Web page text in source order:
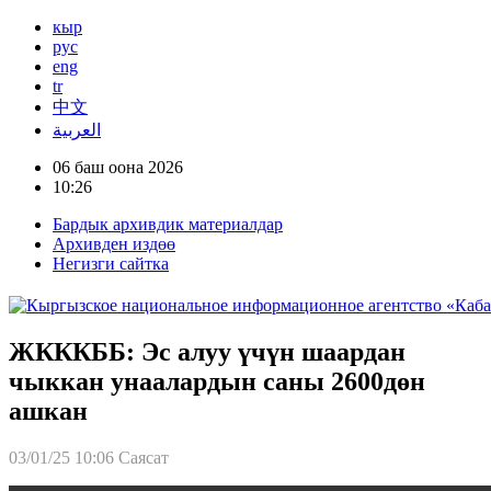
кыр
рус
eng
tr
中文
العربية
06 баш оона 2026
10:26
Бардык архивдик материалдар
Архивден издөө
Негизги сайтка
ЖКККББ: Эс алуу үчүн шаардан
чыккан унаалардын саны 2600дөн
ашкан
03/01/25 10:06 Саясат